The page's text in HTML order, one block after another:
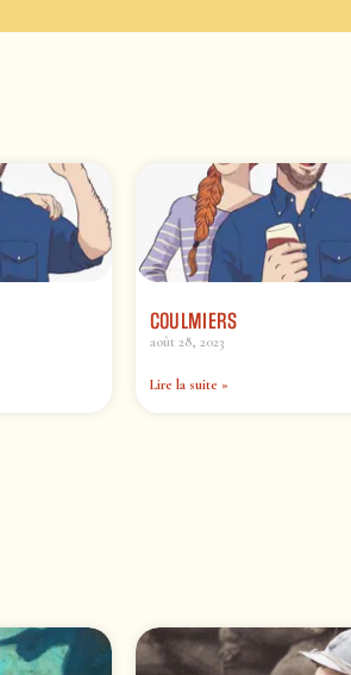
COULMIERS
août 28, 2023
Lire la suite »